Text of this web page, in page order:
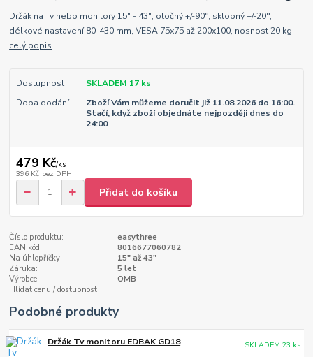
Držák na Tv nebo monitory 15" - 43", otočný +/-90°, sklopný +/-20°,
délkové nastavení 80-430 mm, VESA 75x75 až 200x100, nosnost 20 kg
celý popis
Dostupnost
SKLADEM 17 ks
Doba dodání
Zboží Vám můžeme doručit již 11.08.2026 do 16:00.
Stačí, když zboží objednáte nejpozději dnes do
24:00
479 Kč/ks
396 Kč bez DPH
Přidat do košíku
Číslo produktu:
easythree
EAN kód:
8016677060782
Na úhlopříčky:
15" až 43"
Záruka:
5 let
Výrobce:
OMB
Hlídat cenu / dostupnost
Podobné produkty
Držák Tv monitoru EDBAK GD18 SKLADEM 23 ks